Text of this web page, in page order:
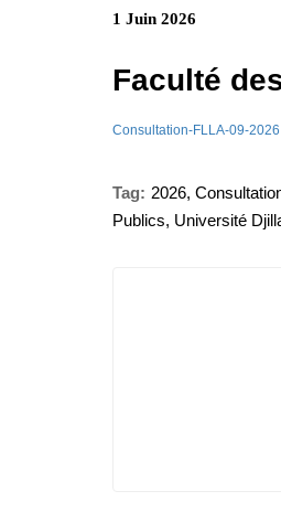
1 Juin 2026
Faculté
Consultation-FLLA-09-2026
Tag: 2026,
Publics, Université